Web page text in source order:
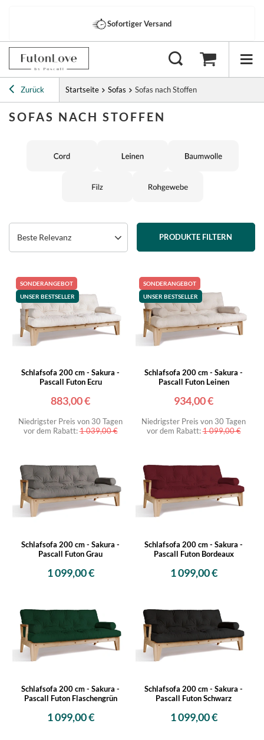
Sofortiger Versand
Zurück Startseite Sofas Sofas nach Stoffen
SOFAS NACH STOFFEN
Beste Relevanz PRODUKTE FILTERN
SONDERANGEBOT
UNSER BESTSELLER
Schlafsofa 200 cm - Sakura -
Pascall Futon Ecru
883,00 €
Niedrigster Preis von 30 Tagen
vor dem Rabatt:1 039,00 €
SONDERANGEBOT
UNSER BESTSELLER
Schlafsofa 200 cm - Sakura -
Pascall Futon Leinen
934,00 €
Niedrigster Preis von 30 Tagen
vor dem Rabatt:1 099,00 €
Schlafsofa 200 cm - Sakura -
Pascall Futon Grau
1 099,00 €
Schlafsofa 200 cm - Sakura -
Pascall Futon Bordeaux
1 099,00 €
Schlafsofa 200 cm - Sakura -
Pascall Futon Flaschengrün
1 099,00 €
Schlafsofa 200 cm - Sakura -
Pascall Futon Schwarz
1 099,00 €